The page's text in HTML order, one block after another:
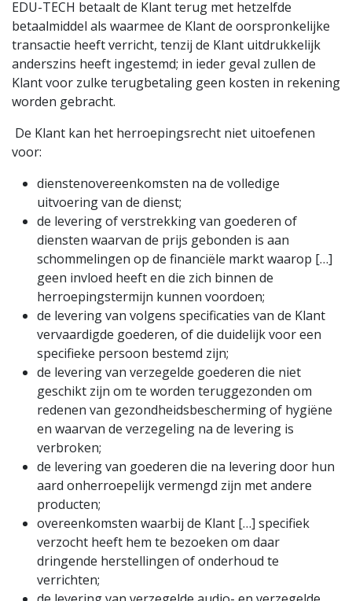
EDU-TECH betaalt de Klant terug met hetzelfde
betaalmiddel als waarmee de Klant de oorspronkelijke
transactie heeft verricht, tenzij de Klant uitdrukkelijk
anderszins heeft ingestemd; in ieder geval zullen de
Klant voor zulke terugbetaling geen kosten in rekening
worden gebracht.
De Klant kan het herroepingsrecht niet uitoefenen
voor:
dienstenovereenkomsten na de volledige
uitvoering van de dienst;
de levering of verstrekking van goederen of
diensten waarvan de prijs gebonden is aan
schommelingen op de financiële markt waarop […]
geen invloed heeft en die zich binnen de
herroepingstermijn kunnen voordoen;
de levering van volgens specificaties van de Klant
vervaardigde goederen, of die duidelijk voor een
specifieke persoon bestemd zijn;
de levering van verzegelde goederen die niet
geschikt zijn om te worden teruggezonden om
redenen van gezondheidsbescherming of hygiëne
en waarvan de verzegeling na de levering is
verbroken;
de levering van goederen die na levering door hun
aard onherroepelijk vermengd zijn met andere
producten;
overeenkomsten waarbij de Klant […] specifiek
verzocht heeft hem te bezoeken om daar
dringende herstellingen of onderhoud te
verrichten;